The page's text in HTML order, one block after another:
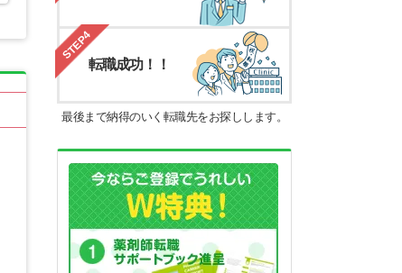
STEP4
転職成功！！
最後まで納得のいく転職先をお探しします。